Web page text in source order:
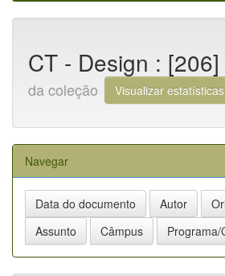
CT - Design : [206]
da coleção
Visualizar estatísticas
Navegar